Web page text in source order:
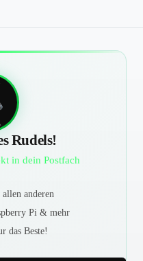
Rudels!
in dein Postfach
anderen
Pi & mehr
das Beste!